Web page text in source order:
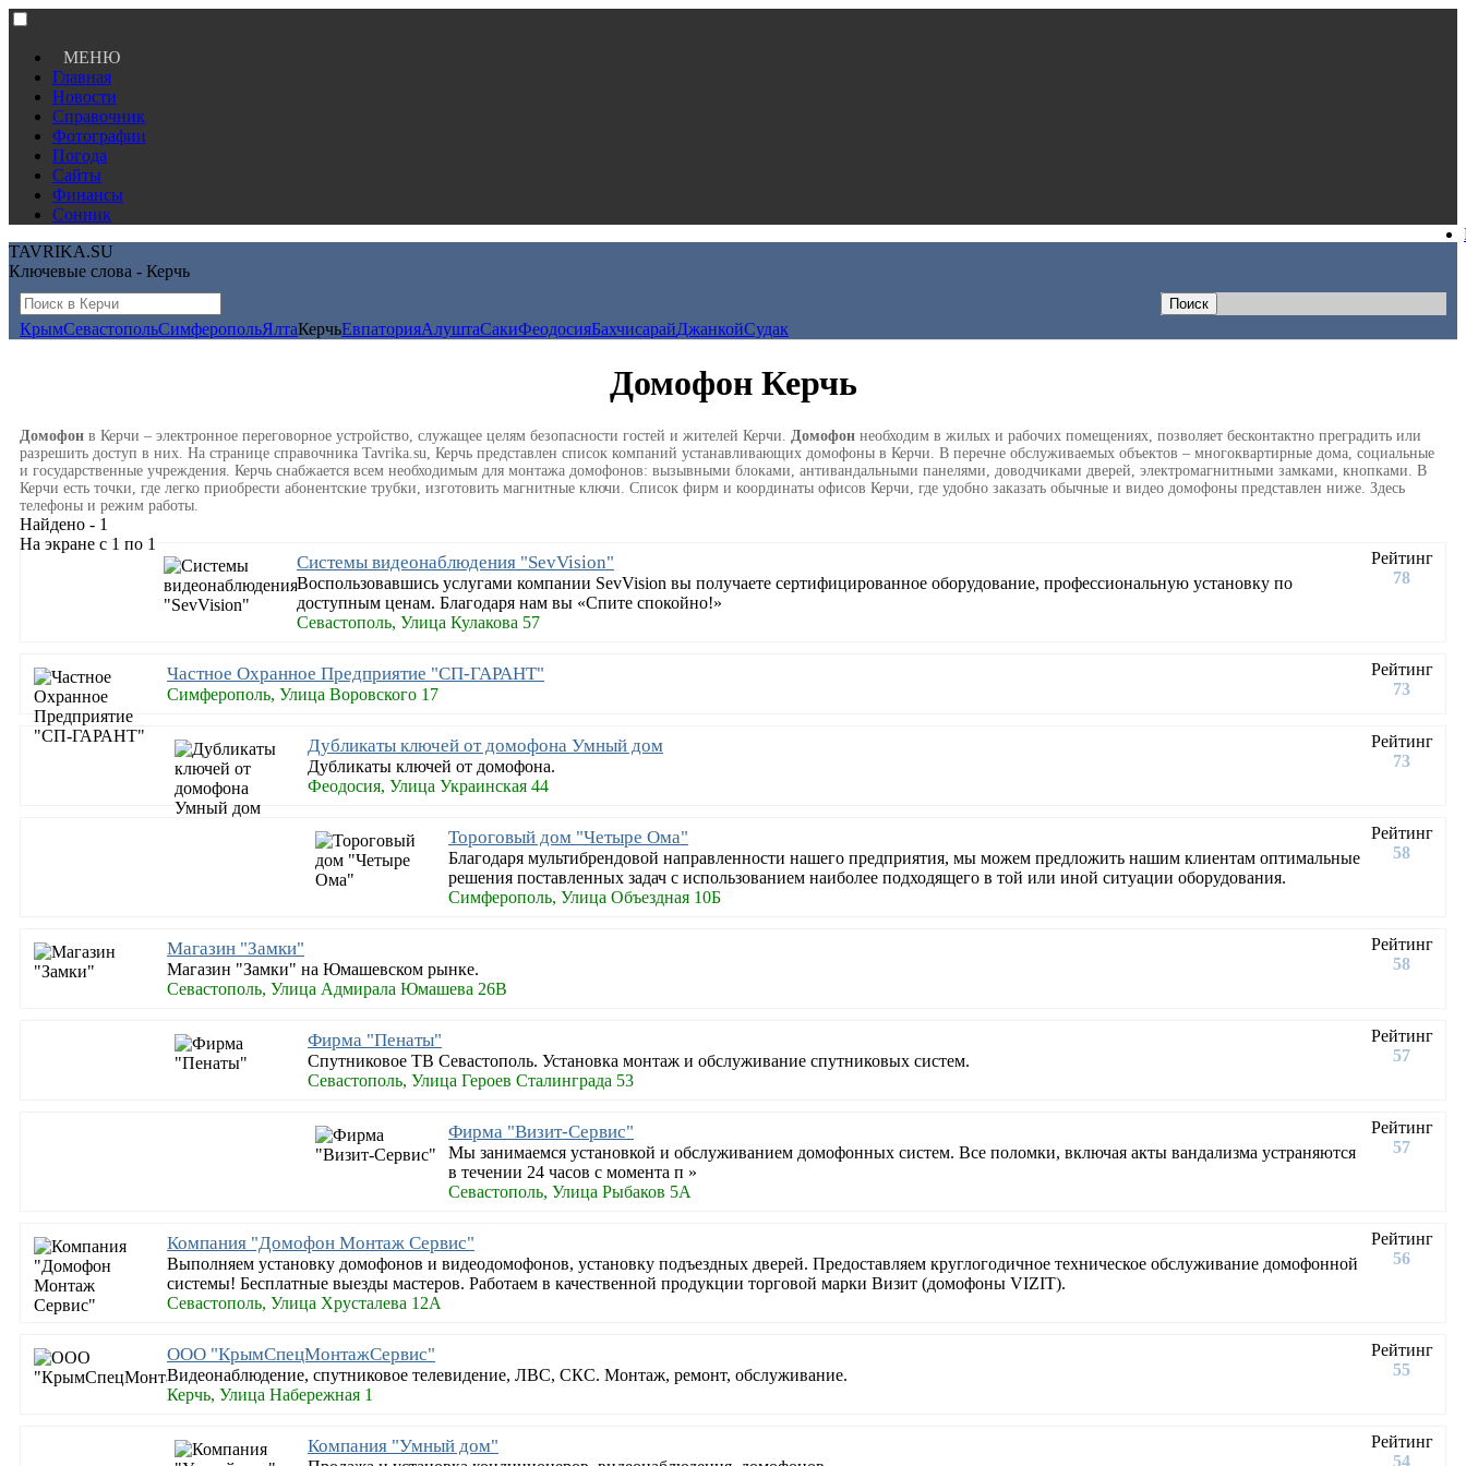
МЕНЮ
Главная
Новости
Справочник
Фотографии
Погода
Сайты
Финансы
Сонник
TAVRIKA.SU
Ключевые слова - Керчь
КрымСевастопольСимферопольЯлтаКерчьЕвпаторияАлуштаСакиФеодосияБахчисарайДжанкойСудак
Домофон Керчь
Домофон в Керчи – электронное переговорное устройство, служащее целям безопасности гостей и жителей Керчи. Домофон необходим в жилых и рабочих помещениях, позволяет бесконтактно преградить или
разрешить доступ в них. На странице справочника Tavrika.su, Керчь представлен список компаний устанавливающих домофоны в Керчи. В перечне обслуживаемых объектов – многоквартирные дома, социальные
и государственные учреждения. Керчь снабжается всем необходимым для монтажа домофонов: вызывными блоками, антивандальными панелями, доводчиками дверей, электромагнитными замками, кнопками. В
Керчи есть точки, где легко приобрести абонентские трубки, изготовить магнитные ключи. Список фирм и координаты офисов Керчи, где удобно заказать обычные и видео домофоны представлен ниже. Здесь
телефоны и режим работы.
Найдено - 1
На экране с 1 по 1
Рейтинг
78
Системы видеонаблюдения "SevVision"
Воспользовавшись услугами компании SevVision вы получаете сертифицированное оборудование, профессиональную установку по
доступным ценам. Благодаря нам вы «Спите спокойно!»
Севастополь, Улица Кулакова 57
Рейтинг
73
Частное Охранное Предприятие "СП-ГАРАНТ"
Симферополь, Улица Воровского 17
Рейтинг
73
Дубликаты ключей от домофона Умный дом
Дубликаты ключей от домофона.
Феодосия, Улица Украинская 44
Рейтинг
58
Тороговый дом "Четыре Ома"
Благодаря мультибрендовой направленности нашего предприятия, мы можем предложить нашим клиентам оптимальные
решения поставленных задач с использованием наиболее подходящего в той или иной ситуации оборудования.
Симферополь, Улица Объездная 10Б
Рейтинг
58
Магазин "Замки"
Магазин "Замки" на Юмашевском рынке.
Севастополь, Улица Адмирала Юмашева 26В
Рейтинг
57
Фирма "Пенаты"
Спутниковое ТВ Севастополь. Установка монтаж и обслуживание спутниковых систем.
Севастополь, Улица Героев Сталинграда 53
Рейтинг
57
Фирма "Визит-Сервис"
Мы занимаемся установкой и обслуживанием домофонных систем. Все поломки, включая акты вандализма устраняются
в течении 24 часов с момента п »
Севастополь, Улица Рыбаков 5А
Рейтинг
56
Компания "Домофон Монтаж Сервис"
Выполняем установку домофонов и видеодомофонов, установку подъездных дверей. Предоставляем круглогодичное техническое обслуживание домофонной
системы! Бесплатные выезды мастеров. Работаем в качественной продукции торговой марки Визит (домофоны VIZIT).
Севастополь, Улица Хрусталева 12А
Рейтинг
55
ООО "КрымСпецМонтажСервис"
Видеонаблюдение, спутниковое телевидение, ЛВС, СКС. Монтаж, ремонт, обслуживание.
Керчь, Улица Набережная 1
Рейтинг
54
Компания "Умный дом"